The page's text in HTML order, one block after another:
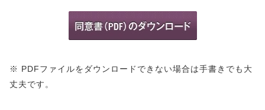
※ PDFファイルをダウンロードできない場合は手書きでも大
丈夫です。